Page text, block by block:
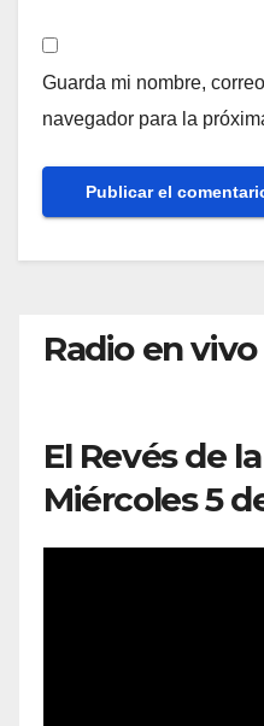
Guarda mi nombre,
navegador para la
Radio en vivo
El Revés de
Miércoles 5